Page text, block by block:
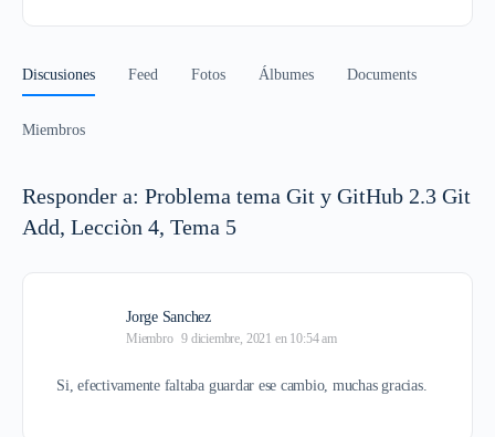
Discusiones Feed Fotos Álbumes Documents
Miembros
Responder a: Problema tema Git y GitHub 2.3 Git
Add, Lecciòn 4, Tema 5
Jorge Sanchez
Miembro 9 diciembre, 2021 en 10:54 am
Si, efectivamente faltaba guardar ese cambio, muchas gracias.